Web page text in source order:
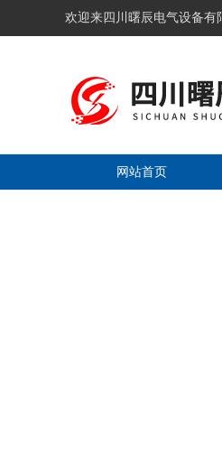
欢迎来四川曙辰电气设备有
网站首页